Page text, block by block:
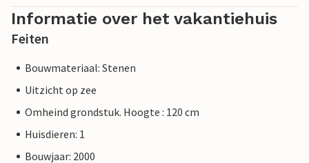
Informatie over het vakantiehuis
Feiten
Bouwmateriaal: Stenen
Uitzicht op zee
Omheind grondstuk. Hoogte : 120 cm
Huisdieren: 1
Bouwjaar: 2000